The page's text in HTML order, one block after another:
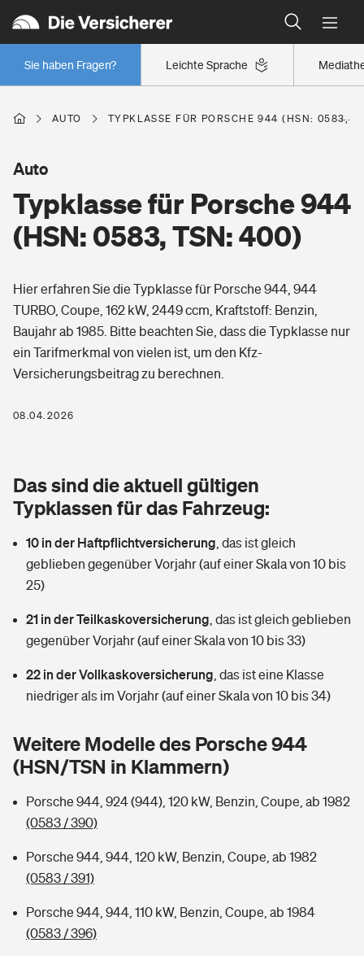
Leichte Sprache
Sie haben Fragen?
Wer versichert was: Jetzt Versicherer finden
Regionalklassen: So ist Ihre Region eingestuft
Wer versichert was: Jetzt Versicherer finden
Berufsunfähigkeitsversicherung
Erwerbsunfähigkeitsversicherung
Grundfähigkeitsversicherung
Arbeitsrechtsschutz
Berufshaftpflichtversicherung
Zur Übersicht
Tools
Wer versichert was: Jetzt Versicherer finden
Sie haben Fragen?
Wohnen
Hausratversicherung
Glasversicherung
Mietkautionsversicherung
Restkreditversicherung
Hochwasser-Check: Wie gefährdet ist Ihr Haus?
Wer versichert was: Jetzt Versicherer finden
Sie haben Fragen?
Freizeit
Pri­vate Haft­pflicht­
Kinderunfall­ver­si­che­rung
Kinderinvalidität
Hundehalter-Haftpflicht
Private Cyberversicherung
Musikinstrumentenversicherung
Zur Übersicht
Tools
Gesundheit
Private Krankenversicherung
Dread-Disease-Versicherung
Tierkrankenversicherung
Zur Übersicht
Tools
Wer versichert was: Jetzt Versicherer finden
Sie haben Fragen?
Rentenrechner: Wie viel Geld bekomme ich im Alter?
AUTO TYPKLASSE FÜR PORSCHE 944 (HSN: 0583,
Typklasse für Porsche 944
(HSN: 0583, TSN: 400)
Auto
Hier erfahren Sie die Typklasse für Porsche 944, 944
TURBO, Coupe, 162 kW, 2449 ccm, Kraftstoff: Benzin,
Baujahr ab 1985. Bitte beachten Sie, dass die Typklasse nur
ein Tarifmerkmal von vielen ist, um den Kfz-
Versicherungsbeitrag zu berechnen.
08.04.2026
Das sind die aktuell gültigen
Typklassen für das Fahrzeug:
10 in der Haftpflichtversicherung das ist gleich
geblieben gegenüber Vorjahr (auf einer Skala von 10 bis
25)
21 in der Teilkaskoversicherung das ist gleich geblieben
gegenüber Vorjahr (auf einer Skala von 10 bis 33)
22 in der Vollkaskoversicherung das ist eine Klasse
niedriger als im Vorjahr (auf einer Skala von 10 bis 34)
Weitere Modelle des Porsche 944
(HSN/TSN in Klammern)
Porsche 944, 924 (944), 120 kW, Benzin, Coupe, ab 1982
(0583 / 390)
Porsche 944, 944, 120 kW, Benzin, Coupe, ab 1982
(0583 / 391)
Porsche 944, 944, 110 kW, Benzin, Coupe, ab 1984
(0583 / 396)